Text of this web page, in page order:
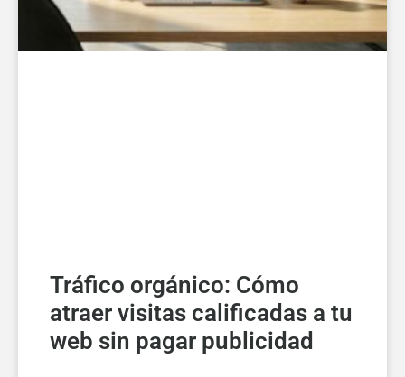
Tráfico orgánico: Cómo
atraer visitas calificadas a tu
web sin pagar publicidad